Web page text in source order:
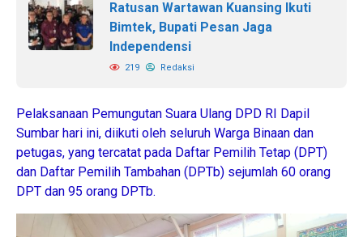
Ratusan Wartawan Kuansing Ikuti
Bimtek, Bupati Pesan Jaga
Independensi
219 Redaksi
Pelaksanaan Pemungutan Suara Ulang DPD RI Dapil
Sumbar hari ini, diikuti oleh seluruh Warga Binaan dan
petugas, yang tercatat pada Daftar Pemilih Tetap (DPT)
dan Daftar Pemilih Tambahan (DPTb) sejumlah 60 orang
DPT dan 95 orang DPTb.